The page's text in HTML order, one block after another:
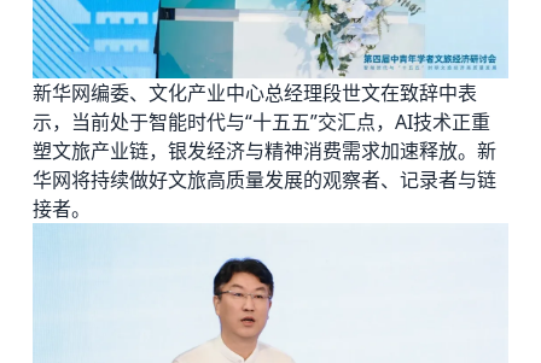
新华网编委、文化产业中心总经理段世文在致辞中表
示，当前处于智能时代与“十五五”交汇点，AI技术正重
塑文旅产业链，银发经济与精神消费需求加速释放。新
华网将持续做好文旅高质量发展的观察者、记录者与链
接者。